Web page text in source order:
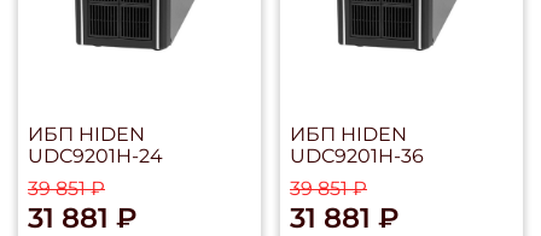
ИБП HIDEN
UDC9201H-24
39 851 ₽
31 881 ₽
ИБП HIDEN
UDC9201H-36
39 851 ₽
31 881 ₽